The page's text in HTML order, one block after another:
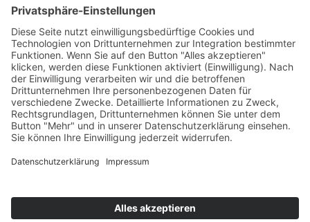
Verbraucherschlichtungsstelle teilzunehmen.
Partnerprogramm